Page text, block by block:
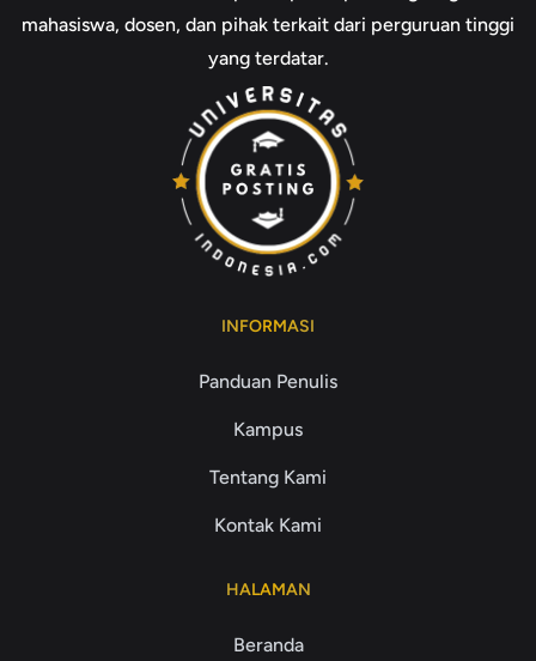
mahasiswa, dosen, dan pihak terkait dari perguruan tinggi
yang terdatar.
INFORMASI
Panduan Penulis
Kampus
Tentang Kami
Kontak Kami
HALAMAN
Beranda